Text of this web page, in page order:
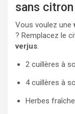
sans citron
Vous voulez une
? Remplacez le
verjus.
2 cuillères à
4 cuillères à
Herbes